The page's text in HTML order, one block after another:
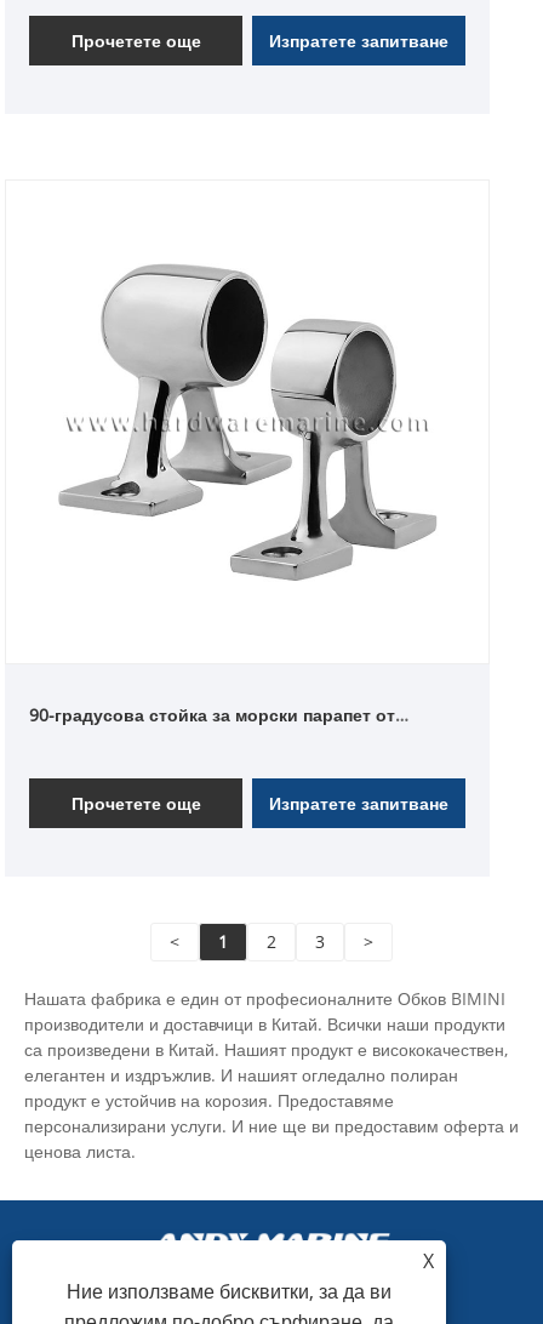
Прочетете още Изпратете запитване
90-градусова стойка за морски парапет от
Прочетете още Изпратете запитване
< 1 2 3 >
Нашата фабрика е един от професионалните Обков BIMINI
производители и доставчици в Китай. Всички наши продукти
са произведени в Китай. Нашият продукт е висококачествен,
елегантен и издръжлив. И нашият огледално полиран
продукт е устойчив на корозия. Предоставяме
персонализирани услуги. И ние ще ви предоставим оферта и
ценова листа.
X
Ние използваме бисквитки, за да ви